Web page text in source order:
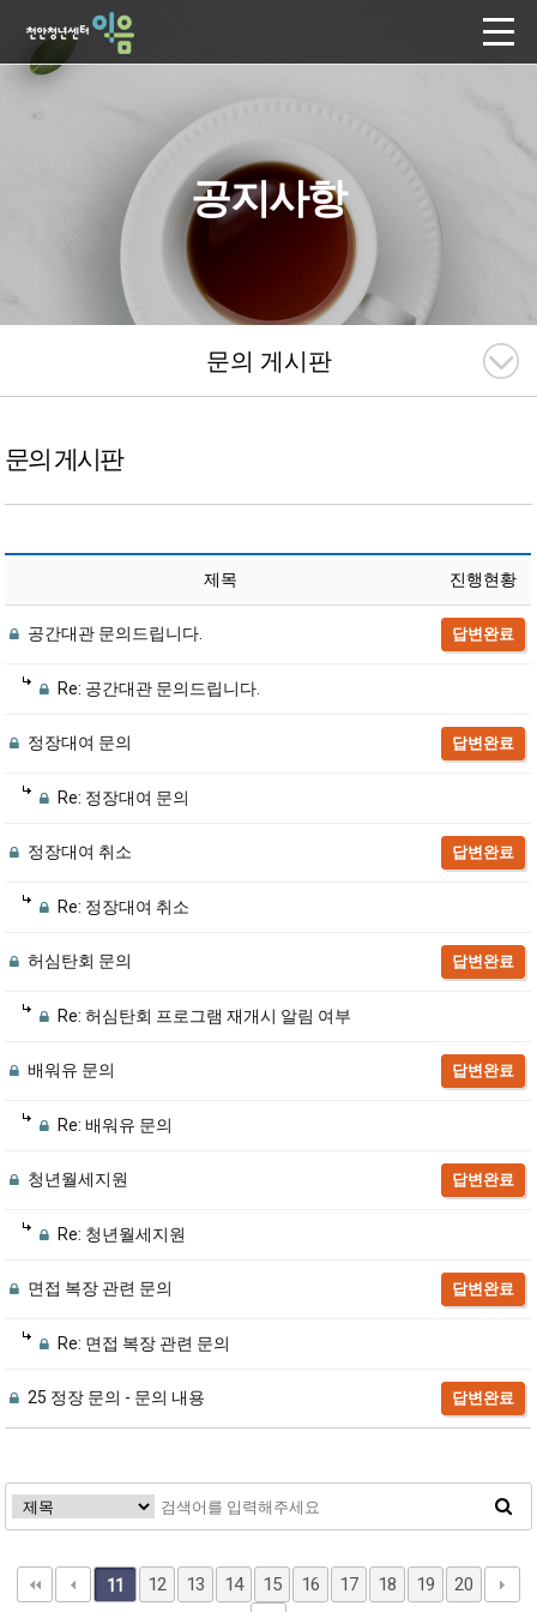
공지사항
문의 게시판
문의 게시판
제목 진행현황
공간대관 문의드립니다. 답변완료
Re: 공간대관 문의드립니다.
정장대여 문의 답변완료
Re: 정장대여 문의
정장대여 취소 답변완료
Re: 정장대여 취소
허심탄회 문의 답변완료
Re: 허심탄회 프로그램 재개시 알림 여부
배워유 문의 답변완료
Re: 배워유 문의
청년월세지원 답변완료
Re: 청년월세지원
면접 복장 관련 문의 답변완료
Re: 면접 복장 관련 문의
25 정장 문의 - 문의 내용 답변완료
11 12 13 14 15 16 17 18 19 20